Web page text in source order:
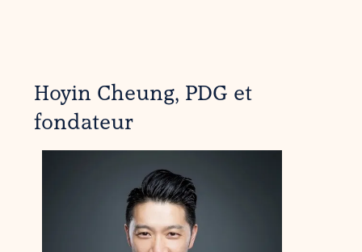
Hoyin Cheung, PDG et
fondateur